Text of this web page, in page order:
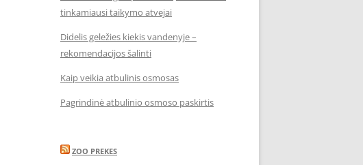
tinkamiausi taikymo atvejai
Didelis geležies kiekis vandenyje –
rekomendacijos šalinti
Kaip veikia atbulinis osmosas
Pagrindinė atbulinio osmoso paskirtis
ZOO PREKES